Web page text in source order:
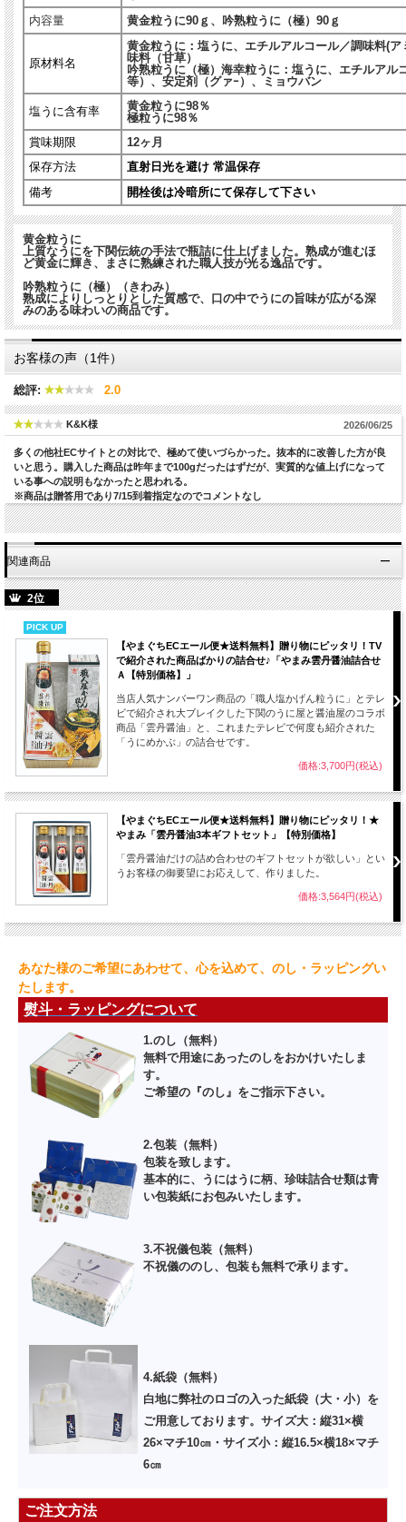
内容量
黄金粒うに90ｇ、吟熟粒うに（極）90ｇ
原材料名
黄金粒うに：塩うに、エチルアルコール／調味料(
味料（甘草）
吟熟粒うに（極）海幸粒うに：塩うに、エチルアル
等）、安定剤（グァｰ）、ミョウバン
塩うに含有率
黄金粒うに98％
極粒うに98％
賞味期限
12ヶ月
保存方法
直射日光を避け 常温保存
備考
開栓後は冷暗所にて保存して下さい
黄金粒うに
上質なうにを下関伝統の手法で瓶詰に仕上げました。熟成が進むほ
ど黄金に輝き、まさに熟練された職人技が光る逸品です。
吟熟粒うに（極）（きわみ）
熟成によりしっとりとした質感で、口の中でうにの旨味が広がる深
みのある味わいの商品です。
お客様の声（1件）
総評: 2.0
K&K様 2026/06/25
多くの他社ECサイトとの対比で、極めて使いづらかった。抜本的に改善した方が良
いと思う。購入した商品は昨年まで100gだったはずだが、実質的な値上げになって
いる事への説明もなかったと思われる。
※商品は贈答用であり7/15到着指定なのでコメントなし
関連商品
2位
PICK UP
【やまぐちECエール便★送料無料】贈り物にピッタリ！TV
で紹介された商品ばかりの詰合せ♪「やまみ雲丹醤油詰合せ
Ａ【特別価格】」
当店人気ナンバーワン商品の「職人塩かげん粒うに」とテレ
ビで紹介され大ブレイクした下関のうに屋と醤油屋のコラボ
商品「雲丹醤油」と、これまたテレビで何度も紹介された
「うにめかぶ」の詰合せです。
価格:3,700円(税込)
【やまぐちECエール便★送料無料】贈り物にピッタリ！★
やまみ「雲丹醤油3本ギフトセット」【特別価格】
「雲丹醤油だけの詰め合わせのギフトセットが欲しい」とい
うお客様の御要望にお応えして、作りました。
価格:3,564円(税込)
あなた様のご希望にあわせて、心を込めて、のし・ラッピングい
たします。
熨斗・ラッピングについて
1.のし（無料）
無料で用途にあったのしをおかけいたしま
す。
ご希望の『のし』をご指示下さい。
2.包装（無料）
包装を致します。
基本的に、うにはうに柄、珍味詰合せ類は青
い包装紙にお包みいたします。
3.不祝儀包装（無料）
不祝儀ののし、包装も無料で承ります。
4.紙袋（無料）
白地に弊社のロゴの入った紙袋（大・小）を
ご用意しております。サイズ大：縦31×横
26×マチ10㎝・サイズ小：縦16.5×横18×マチ
6㎝
ご注文方法